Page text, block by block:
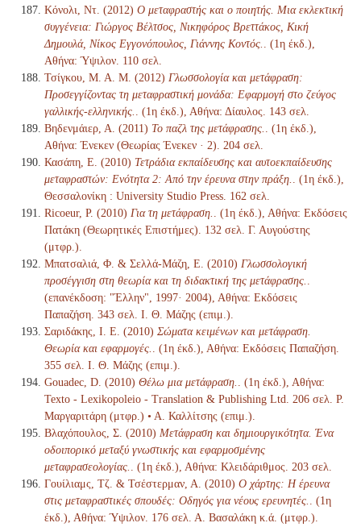
Κόνολι, Ντ. (2012) Ο μεταφραστής και ο ποιητής. Μια εκλεκτική
συγγένεια: Γιώργος Βέλτσος, Νικηφόρος Βρεττάκος, Κική
Δημουλά, Νίκος Εγγονόπουλος, Γιάννης Κοντός.
. (1η έκδ.),
Αθήνα: Ύψιλον. 110 σελ.
Τσίγκου, Μ. Α. Μ. (2012) Γλωσσολογία και μετάφραση:
Προσεγγίζοντας τη μεταφραστική μονάδα: Εφαρμογή στο ζεύγος
γαλλικής-ελληνικής.
. (1η έκδ.), Αθήνα: Δίαυλος. 143 σελ.
Βηδενμάιερ, Α. (2011) Το παζλ της μετάφρασης.
. (1η έκδ.),
Αθήνα: Ένεκεν (Θεωρίας Ένεκεν · 2). 204 σελ.
Κασάπη, Ε. (2010) Τετράδια εκπαίδευσης και αυτοεκπαίδευσης
μεταφραστών: Ενότητα 2: Από την έρευνα στην πράξη.
. (1η έκδ.),
Θεσσαλονίκη : University Studio Press. 162 σελ.
Ricoeur, P. (2010) Για τη μετάφραση.
. (1η έκδ.), Αθήνα: Εκδόσεις
Πατάκη (Θεωρητικές Επιστήμες). 132 σελ. Γ. Αυγούστης
(μτφρ.).
Μπατσαλιά, Φ. & Σελλά-Μάζη, Ε. (2010) Γλωσσολογική
προσέγγιση στη θεωρία και τη διδακτική της μετάφρασης.
(επανέκδοση: "Έλλην", 1997· 2004), Αθήνα: Εκδόσεις
Παπαζήση. 343 σελ. Ι. Θ. Μάζης (επιμ.).
Σαριδάκης, Ι. Ε. (2010) Σώματα κειμένων και μετάφραση.
Θεωρία και εφαρμογές.
. (1η έκδ.), Αθήνα: Εκδόσεις Παπαζήση.
355 σελ. Ι. Θ. Μάζης (επιμ.).
Gouadec, D. (2010) Θέλω μια μετάφραση.
. (1η έκδ.), Αθήνα:
Texto - Lexikopoleio - Translation & Publishing Ltd. 206 σελ. Ρ.
Μαργαριτάρη (μτφρ.) • Α. Καλλίτσης (επιμ.).
Βλαχόπουλος, Σ. (2010) Μετάφραση και δημιουργικότητα. Ένα
οδοιπορικό μεταξύ γνωστικής και εφαρμοσμένης
μεταφρασεολογίας.
. (1η έκδ.), Αθήνα: Κλειδάριθμος. 203 σελ.
Γουίλιαμς, Τζ. & Τσέστερμαν, Α. (2010) Ο χάρτης: Η έρευνα
στις μεταφραστικές σπουδές: Οδηγός για νέους ερευνητές.
. (1η
έκδ.), Αθήνα: Ύψιλον. 176 σελ. Α. Βασαλάκη κ.ά. (μτφρ.).